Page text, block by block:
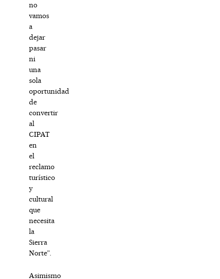
no
vamos
a
dejar
pasar
ni
una
sola
oportunidad
de
convertir
al
CIPAT
en
el
reclamo
turístico
y
cultural
que
necesita
la
Sierra
Norte”.
Asimismo